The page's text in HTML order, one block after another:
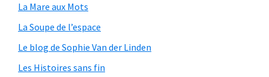
La Mare aux Mots
La Soupe de l’espace
Le blog de Sophie Van der Linden
Les Histoires sans fin